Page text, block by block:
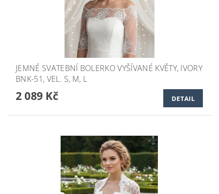
JEMNÉ SVATEBNÍ BOLERKO VYŠÍVANÉ KVĚTY, IVORY
BNK-51, VEL. S, M, L
2 089 Kč DETAIL